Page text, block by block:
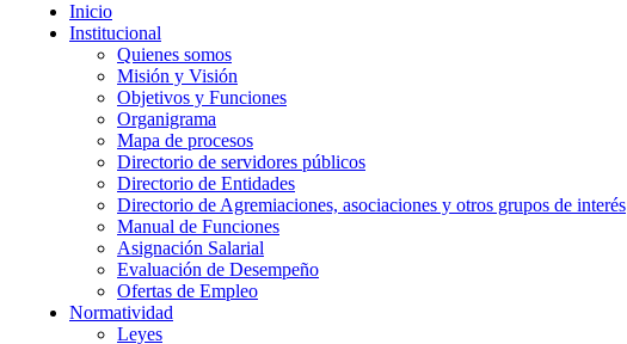
Inicio
Institucional
Quienes somos
Misión y Visión
Objetivos y Funciones
Organigrama
Mapa de procesos
Directorio de servidores públicos
Directorio de Entidades
Directorio de Agremiaciones, asociaciones y otros grupos de interés
Manual de Funciones
Asignación Salarial
Evaluación de Desempeño
Ofertas de Empleo
Normatividad
Leyes